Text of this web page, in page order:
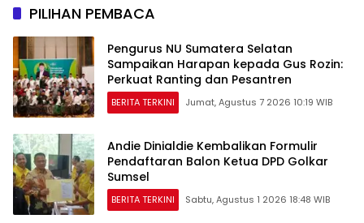
PILIHAN PEMBACA
Pengurus NU Sumatera Selatan
Sampaikan Harapan kepada Gus Rozin:
Perkuat Ranting dan Pesantren
BERITA TERKINI Jumat, Agustus 7 2026 10:19 WIB
Andie Dinialdie Kembalikan Formulir
Pendaftaran Balon Ketua DPD Golkar
Sumsel
BERITA TERKINI Sabtu, Agustus 1 2026 18:48 WIB